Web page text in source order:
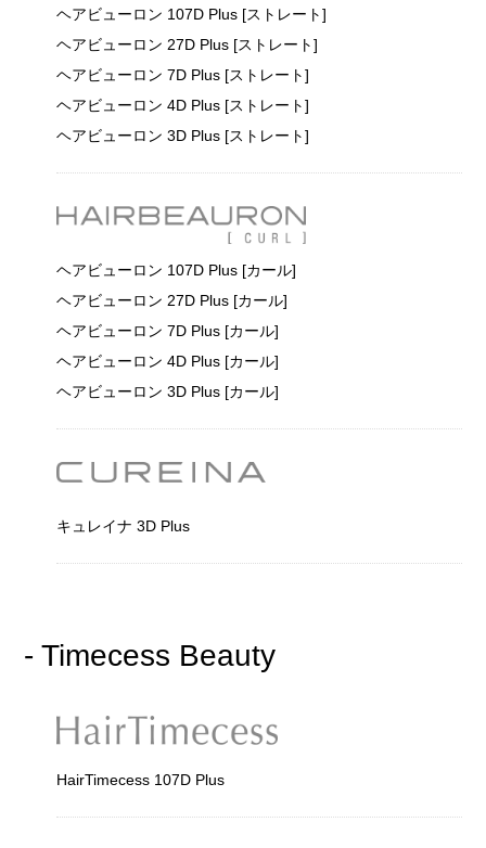
ヘアビューロン 107D Plus [ストレート]
ヘアビューロン 27D Plus [ストレート]
ヘアビューロン 7D Plus [ストレート]
ヘアビューロン 4D Plus [ストレート]
ヘアビューロン 3D Plus [ストレート]
ヘアビューロン 107D Plus [カール]
ヘアビューロン 27D Plus [カール]
ヘアビューロン 7D Plus [カール]
ヘアビューロン 4D Plus [カール]
ヘアビューロン 3D Plus [カール]
キュレイナ 3D Plus
- Timecess Beauty
HairTimecess 107D Plus